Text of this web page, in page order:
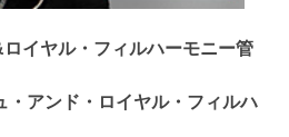
イヤル・フィルハーモニー管
・アンド・ロイヤル・フィルハ